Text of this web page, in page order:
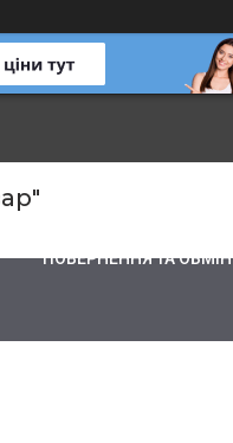
ПОВЕРНЕННЯ ТА ОБМІН